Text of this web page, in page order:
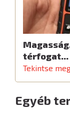
Tekintse
Egyéb